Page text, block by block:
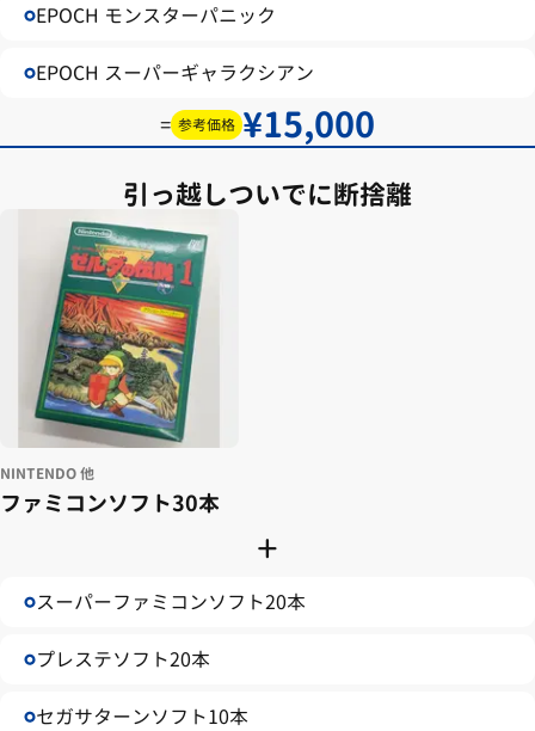
EPOCH モンスターパニック
EPOCH スーパーギャラクシアン
= 参考価格 15,000
引っ越しついでに断捨離
NINTENDO 他
ファミコンソフト30本
+
スーパーファミコンソフト20本
プレステソフト20本
セガサターンソフト10本